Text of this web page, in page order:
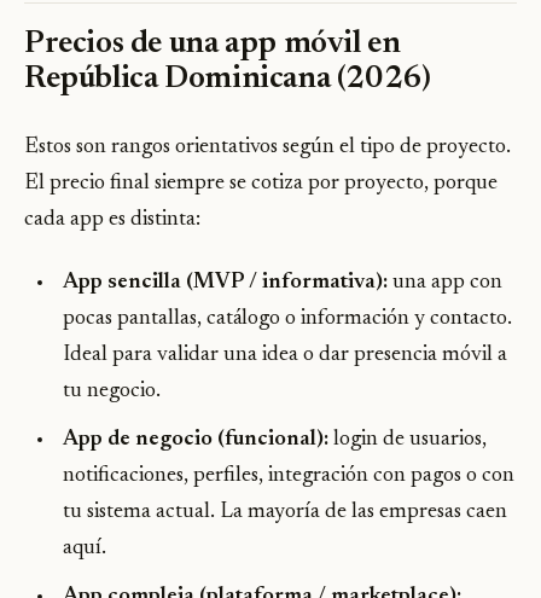
Precios de una app móvil en
República Dominicana (2026)
Estos son rangos orientativos según el tipo de proyecto.
El precio final siempre se cotiza por proyecto, porque
cada app es distinta:
App sencilla (MVP / informativa): una app con
pocas pantallas, catálogo o información y contacto.
Ideal para validar una idea o dar presencia móvil a
tu negocio.
App de negocio (funcional): login de usuarios,
notificaciones, perfiles, integración con pagos o con
tu sistema actual. La mayoría de las empresas caen
aquí.